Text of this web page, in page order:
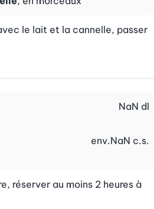
le lait et la cannelle, passer
NaN dl
env.NaN c.s.
réserver au moins 2 heures à